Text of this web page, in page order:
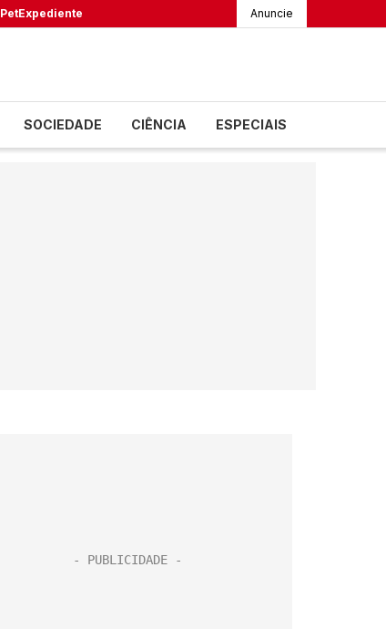
PetExpediente Anuncie
SOCIEDADE CIÊNCIA ESPECIAIS